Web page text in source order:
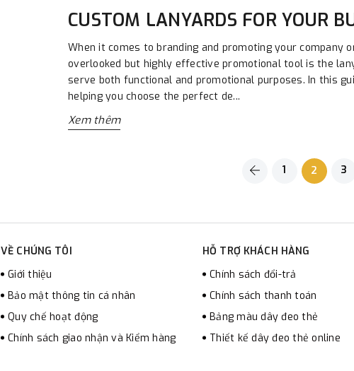
CUSTOM LANYARDS FOR YOUR
When it comes to branding and promoting your company
overlooked but highly effective promotional tool is the
serve both functional and promotional purposes. In this
helping you choose the perfect de...
Xem thêm
1 2 3
VỀ CHÚNG TÔI
Giới thiệu
Bảo mật thông tin cá nhân
Quy chế hoạt động
Chính sách giao nhận và Kiểm hàng
HỖ TRỢ KHÁCH HÀNG
Chính sách đổi-trả
Chính sách thanh toán
Bảng màu dây đeo thẻ
Thiết kế dây đeo thẻ online